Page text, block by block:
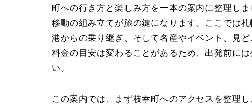
町への行き方と楽しみ方を一本の案内に整理し
移動の組み立てが旅の鍵になります。ここでは
港からの乗り継ぎ、そして名産やイベント、見
料金の目安は変わることがあるため、出発前に
い。
この案内では、まず枝幸町へのアクセスを整理